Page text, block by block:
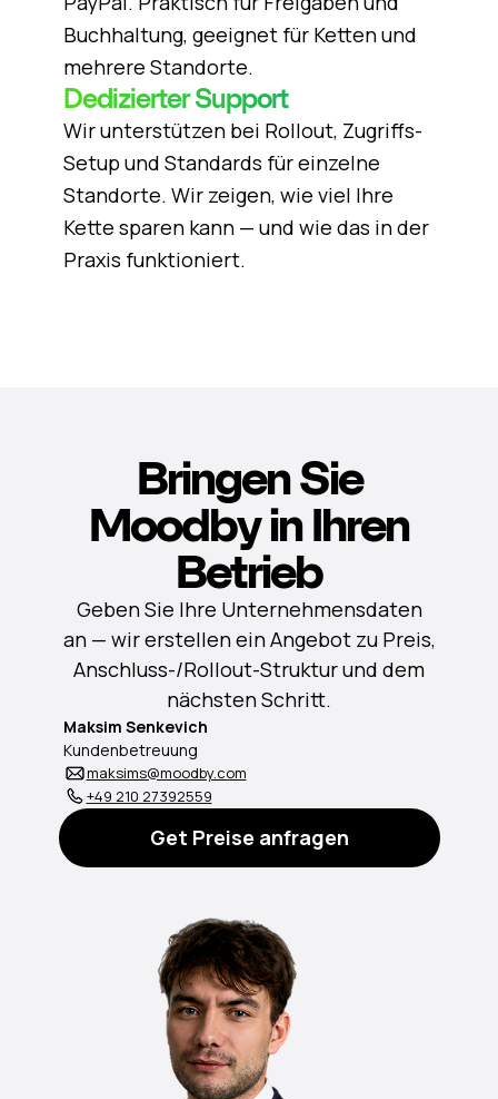
Buchhaltung, geeignet für Ketten und
mehrere Standorte.
Dedizierter Support
Wir unterstützen bei Rollout, Zugriffs-
Setup und Standards für einzelne
Standorte. Wir zeigen, wie viel Ihre
Kette sparen kann — und wie das in der
Praxis funktioniert.
Bringen Sie
Moodby in Ihren
Betrieb
Geben Sie Ihre Unternehmensdaten
an — wir erstellen ein Angebot zu Preis,
Anschluss-/Rollout-Struktur und dem
nächsten Schritt.
Maksim Senkevich
Kundenbetreuung
maksims@moodby.com
+49 210 27392559
Get Preise anfragen